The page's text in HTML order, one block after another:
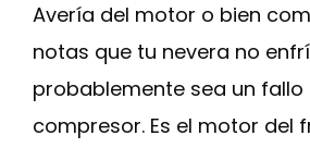
Avería del motor o bien
notas que tu nevera no
probablemente sea un fallo
compresor. Es el motor del